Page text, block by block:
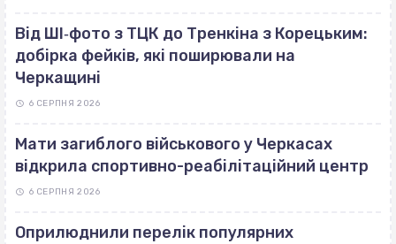
Від ШІ‐фото з ТЦК до Тренкіна з Корецьким:
добірка фейків, які поширювали на
Черкащині
6 СЕРПНЯ 2026
Мати загиблого військового у Черкасах
відкрила спортивно-реабілітаційний центр
6 СЕРПНЯ 2026
Оприлюднили перелік популярних